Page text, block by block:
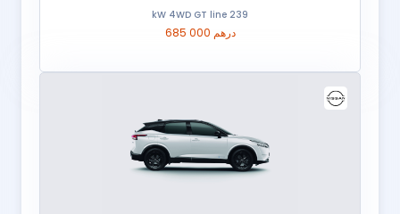
239 kW 4WD GT line
685 000 درهم